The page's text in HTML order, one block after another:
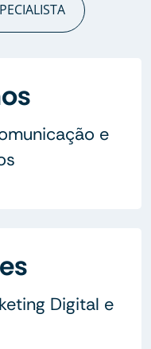
e
Digital e